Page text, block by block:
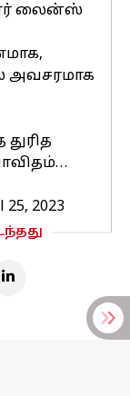
லைன்ஸ்
அவசரமாக
25, 2023